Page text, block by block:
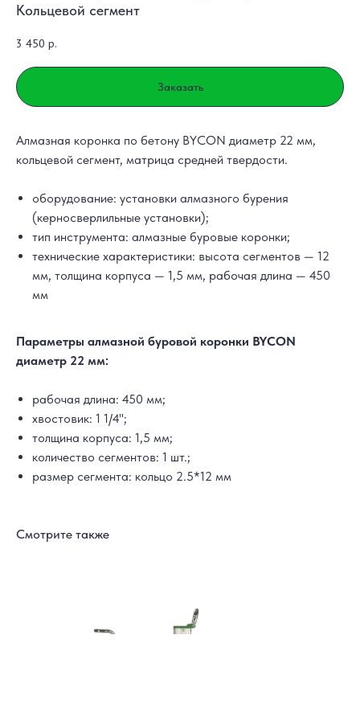
Кольцевой сегмент
3 450 р.
Заказать
Алмазная коронка по бетону BYCON диаметр 22 мм,
кольцевой сегмент, матрица средней твердости.
оборудование: установки алмазного бурения
(керносверлильные установки);
тип инструмента: алмазные буровые коронки;
технические характеристики: высота сегментов — 12
мм, толщина корпуса — 1,5 мм, рабочая длина — 450
мм
Параметры алмазной буровой коронки BYCON
диаметр 22 мм:
рабочая длина: 450 мм;
хвостовик: 1 1/4'';
толщина корпуса: 1,5 мм;
количество сегментов: 1 шт.;
размер сегмента: кольцо 2.5*12 мм
Смотрите также